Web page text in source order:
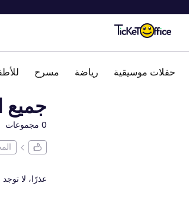
حفلات موسيقية رياضة مسرح
جميع
0 مجموعات
عذرًا، لا